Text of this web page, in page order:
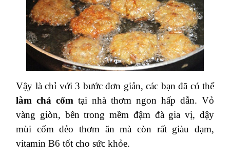
Vậy là chỉ với 3 bước đơn giản, các bạn đã có thể
làm chả cốm tại nhà thơm ngon hấp dẫn. Vỏ
vàng giòn, bên trong mềm đậm đà gia vị, dậy
mùi cốm dẻo thơm ăn mà còn rất giàu đạm,
vitamin B6 tốt cho sức khỏe.